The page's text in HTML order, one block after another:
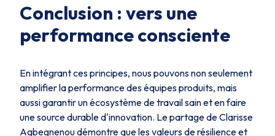
Conclusion : vers une
performance consciente
En intégrant ces principes, nous pouvons non seulement
amplifier la performance des équipes produits, mais
aussi garantir un écosystème de travail sain et en faire
une source durable d'innovation. Le partage de Clarisse
Agbegnenou démontre que les valeurs de résilience et